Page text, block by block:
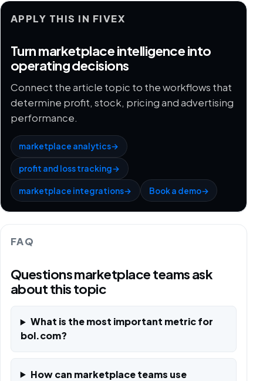
APPLY THIS IN FIVEX
Turn marketplace intelligence into
operating decisions
Connect the article topic to the workflows that
determine profit, stock, pricing and advertising
performance.
marketplace analytics→
profit and loss tracking→
marketplace integrations→ Book a demo→
FAQ
Questions marketplace teams ask
about this topic
What is the most important metric for
bol.com?
How can marketplace teams use